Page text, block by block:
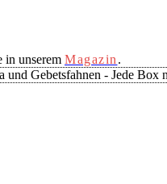
in unserem Magazin .
Gebetsfahnen - Jede Box